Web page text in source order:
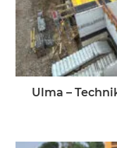
Ulma –